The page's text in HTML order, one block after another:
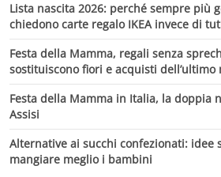
Lista nascita 2026: perché sempre più
chiedono carte regalo IKEA invece di
Festa della Mamma, regali senza
sostituiscono fiori e acquisti dell’ultimo
Festa della Mamma in Italia, la doppia
Assisi
Alternative ai succhi confezionati: idee
mangiare meglio i bambini